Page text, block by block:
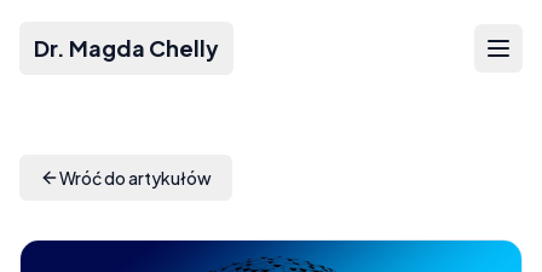
Dr. Magda Chelly
Wróć do artykułów